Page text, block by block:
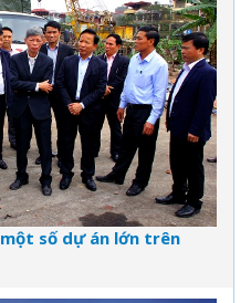
số dự án lớn trên